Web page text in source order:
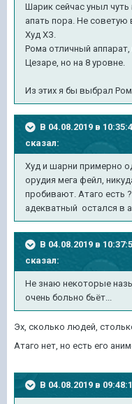
Шарик сейчас уныл
апать пора. Не советую
Худ ХЗ.
Рома отличный
Цезаре, но на 8 уровне.
Из этих я бы выбрал
В 04.08.2019 в
сказал:
Худ и шарни примерно
орудия мега фейл,
пробивают. Атаго есть
адекватный остался в
В 04.08.2019 в
сказал:
Не знаю некоторые
очень больно бьёт...
Эх, сколько людей,
Атаго нет, но есть его
В 04.08.2019 в